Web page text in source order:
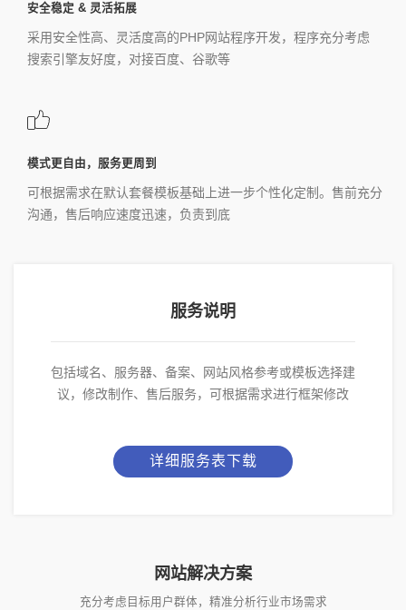
安全稳定 & 灵活拓展
采用安全性高、灵活度高的PHP网站程序开发，程序充分考虑
搜索引擎友好度，对接百度、谷歌等
模式更自由，服务更周到
可根据需求在默认套餐模板基础上进一步个性化定制。售前充分
沟通，售后响应速度迅速，负责到底
服务说明
包括域名、服务器、备案、网站风格参考或模板选择建
议，修改制作、售后服务，可根据需求进行框架修改
详细服务表下载
网站解决方案
充分考虑目标用户群体，精准分析行业市场需求